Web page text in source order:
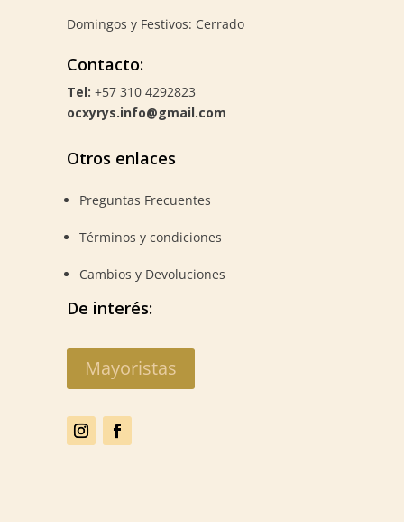
Domingos y Festivos: Cerrado
Contacto:
Tel: +57 310 4292823
ocxyrys.info@gmail.com
Otros enlaces
Preguntas Frecuentes
Términos y condiciones
Cambios y Devoluciones
De interés:
Mayoristas